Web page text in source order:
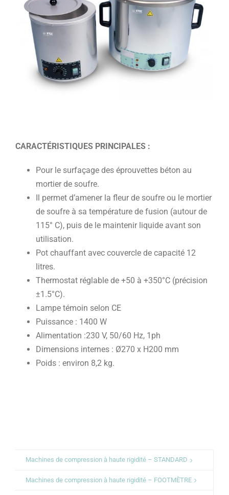
CARACTÉRISTIQUES PRINCIPALES :
Pour le surfaçage des éprouvettes béton au
mortier de soufre.
Il permet d’amener la fleur de soufre ou le mortier
de soufre à sa température de fusion (autour de
115° C), puis de le maintenir liquide avant son
utilisation.
Pot chauffant avec couvercle de capacité 12
litres.
Thermostat réglable de +50 à +350°C (précision
±1.5°C).
Lampe témoin selon CE
Puissance : 1400 W
Alimentation :230 V, 50/60 Hz, 1ph
Dimensions internes : Ø270 x H200 mm
Poids : environ 8,2 kg.
Machines de compression à haute rigidité – STANDARD
Machines de compression à haute rigidité – FOOTMÈTRE